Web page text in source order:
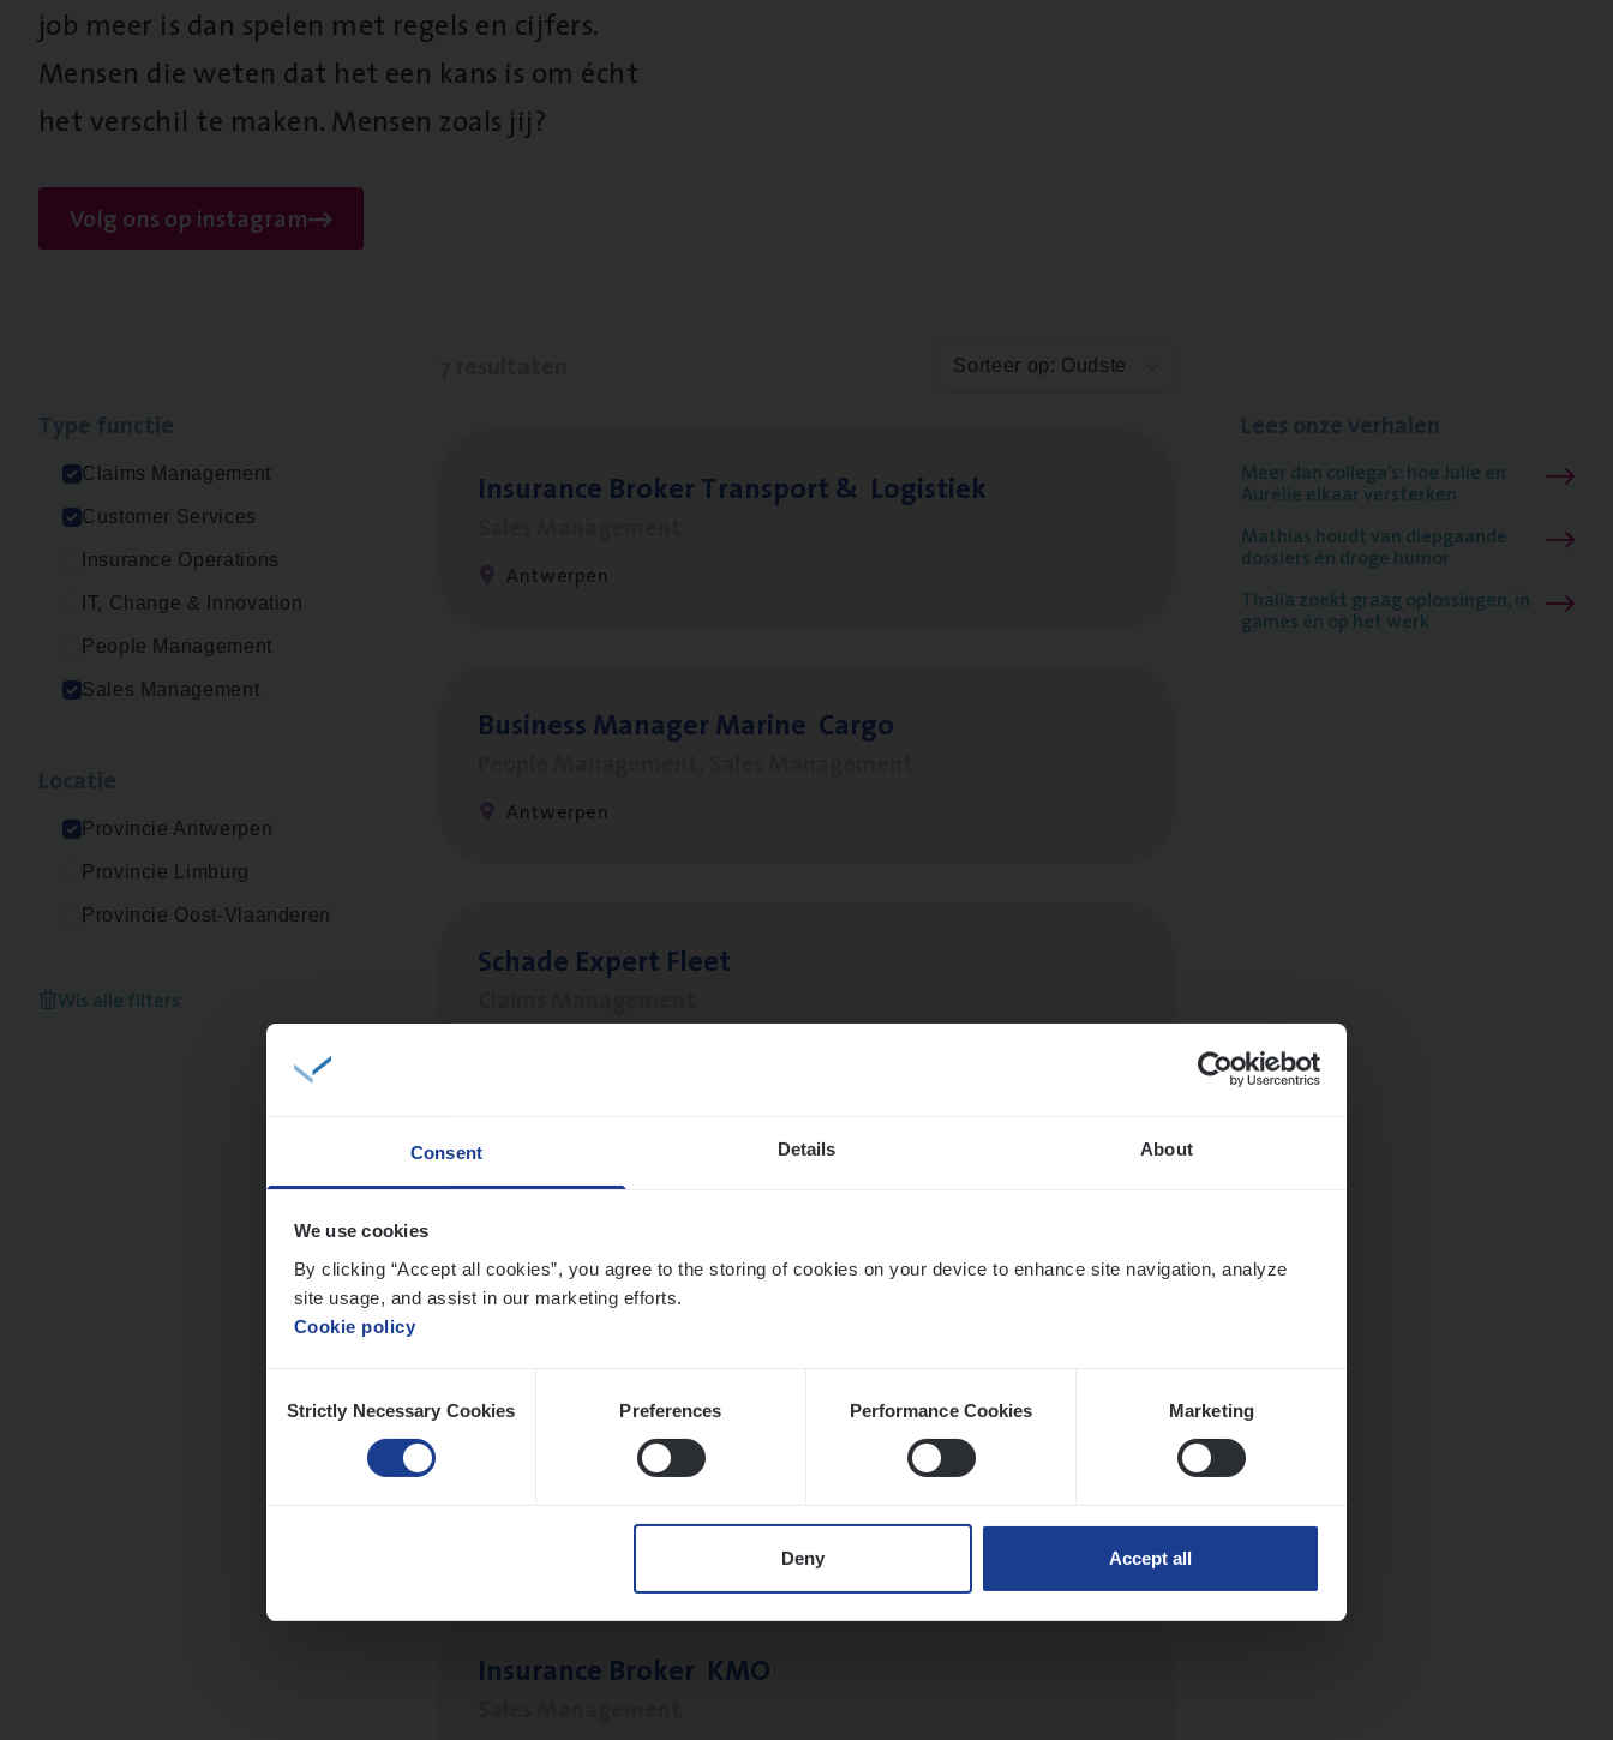
Consent Details About
We use cookies
By clicking “Accept all cookies”, you agree to the storing of cookies on your device to enhance site navigation, analyze
site usage, and assist in our marketing efforts.
Cookie policy
Selection
Strictly Necessary Cookies Preferences Performance Cookies Marketing
Deny Accept all
job meer is dan spelen met regels en cijfers.
Mensen die weten dat het een kans is om écht
het verschil te maken. Mensen zoals jij?
Volg ons op instagram
Claims Management
Customer Services
Insurance Operations
IT, Change & Innovation
People Management
Sales Management
Provincie Antwerpen
Provincie Limburg
Provincie Oost-Vlaanderen
Wis alle filters
Sorteer op: Oudste
Insu­ran­ce Bro­ker Trans­port& Logistiek
Antwerpen
Busi­ness Mana­ger Mari­ne Cargo
Antwerpen
Scha­de Expert Fleet
Cor­po­ra­te Insu­ran­ce Bro­ker Property
Antwerpen
Cus­to­mer Care Expert Hospitalisatieverzekeringen
Customer Services
Insu­ran­ce Bro­ker KMO
Meer dan collega’s: hoe Julie en
Aurélie elkaar versterken
Mathias houdt van diepgaande
dossiers én droge humor
Thalia zoekt graag oplossingen, in
games én op het werk